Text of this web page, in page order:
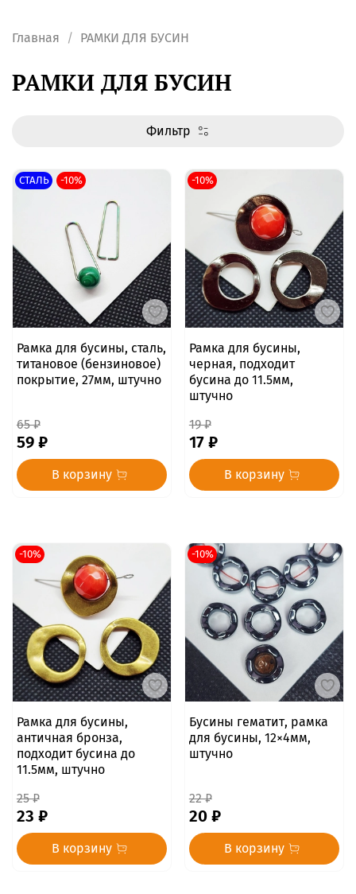
Главная РАМКИ ДЛЯ БУСИН
РАМКИ ДЛЯ БУСИН
СТАЛЬ -10%
Рамка для бусины, сталь,
титановое (бензиновое)
покрытие, 27мм, штучно
65 ₽
59 ₽
В корзину
-10%
Рамка для бусины,
черная, подходит
бусина до 11.5мм,
штучно
19 ₽
17 ₽
В корзину
-10%
Рамка для бусины,
античная бронза,
подходит бусина до
11.5мм, штучно
25 ₽
23 ₽
В корзину
-10%
Бусины гематит, рамка
для бусины, 12×4мм,
штучно
22 ₽
20 ₽
В корзину
Фильтр